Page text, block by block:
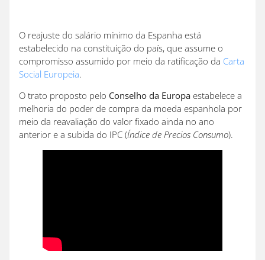
O reajuste do salário mínimo da Espanha está
estabelecido na constituição do país, que assume o
compromisso assumido por meio da ratificação da Carta
Social Europeia.
O trato proposto pelo Conselho da Europa estabelece a
melhoria do poder de compra da moeda espanhola por
meio da reavaliação do valor fixado ainda no ano
anterior e a subida do IPC (Índice de Precios Consumo).